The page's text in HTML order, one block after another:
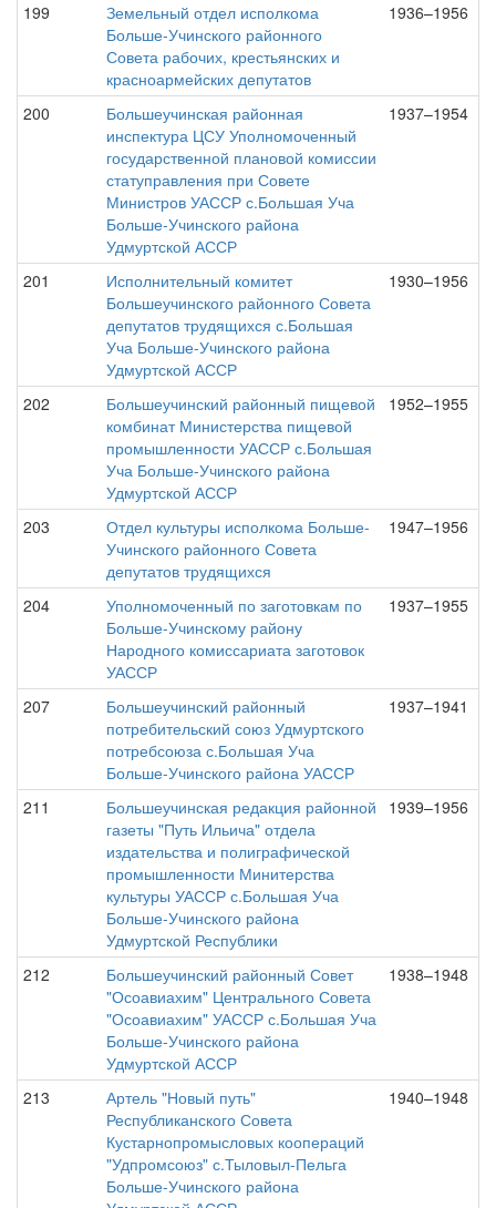
199
Земельный отдел исполкома
Больше-Учинского районного
Совета рабочих, крестьянских и
красноармейских депутатов
1936–1956
200
Большеучинская районная
инспектура ЦСУ Уполномоченный
государственной плановой комиссии
статуправления при Совете
Министров УАССР с.Большая Уча
Больше-Учинского района
Удмуртской АССР
1937–1954
201
Исполнительный комитет
Большеучинского районного Совета
депутатов трудящихся с.Большая
Уча Больше-Учинского района
Удмуртской АССР
1930–1956
202
Большеучинский районный пищевой
комбинат Министерства пищевой
промышленности УАССР с.Большая
Уча Больше-Учинского района
Удмуртской АССР
1952–1955
203
Отдел культуры исполкома Больше-
Учинского районного Совета
депутатов трудящихся
1947–1956
204
Уполномоченный по заготовкам по
Больше-Учинскому району
Народного комиссариата заготовок
УАССР
1937–1955
207
Большеучинский районный
потребительский союз Удмуртского
потребсоюза с.Большая Уча
Больше-Учинского района УАССР
1937–1941
211
Большеучинская редакция районной
газеты "Путь Ильича" отдела
издательства и полиграфической
промышленности Минитерства
культуры УАССР с.Большая Уча
Больше-Учинского района
Удмуртской Республики
1939–1956
212
Большеучинский районный Совет
"Осоавиахим" Центрального Совета
"Осоавиахим" УАССР с.Большая Уча
Больше-Учинского района
Удмуртской АССР
1938–1948
213
Артель "Новый путь"
Республиканского Совета
Кустарнопромысловых коопераций
"Удпромсоюз" с.Тыловыл-Пельга
Больше-Учинского района
1940–1948